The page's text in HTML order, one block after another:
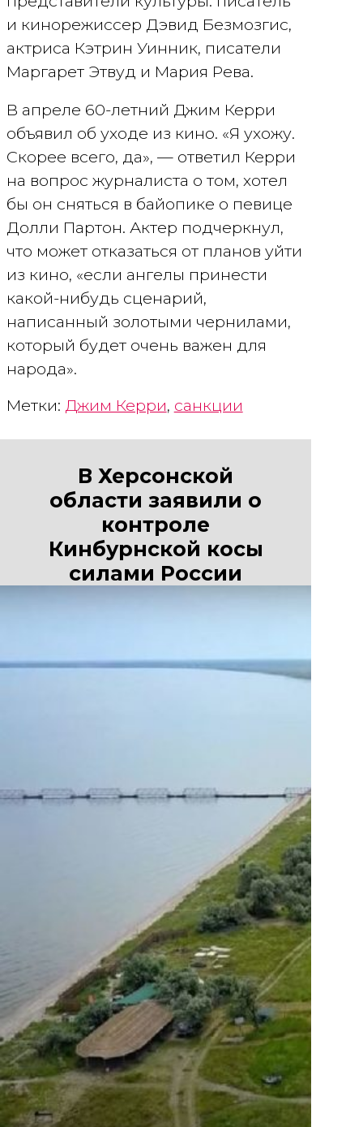
и кинорежиссер Дэвид Безмозгис,
актриса Кэтрин Уинник, писатели
Маргарет Этвуд и Мария Рева.
В апреле 60-летний Джим Керри
объявил об уходе из кино. «Я ухожу.
Скорее всего, да», — ответил Керри
на вопрос журналиста о том, хотел
бы он сняться в байопике о певице
Долли Партон. Актер подчеркнул,
что может отказаться от планов уйти
из кино, «если ангелы принести
какой-нибудь сценарий,
написанный золотыми чернилами,
который будет очень важен для
народа».
Метки: Джим Керри, санкции
В Херсонской
области заявили о
контроле
Кинбурнской косы
силами России